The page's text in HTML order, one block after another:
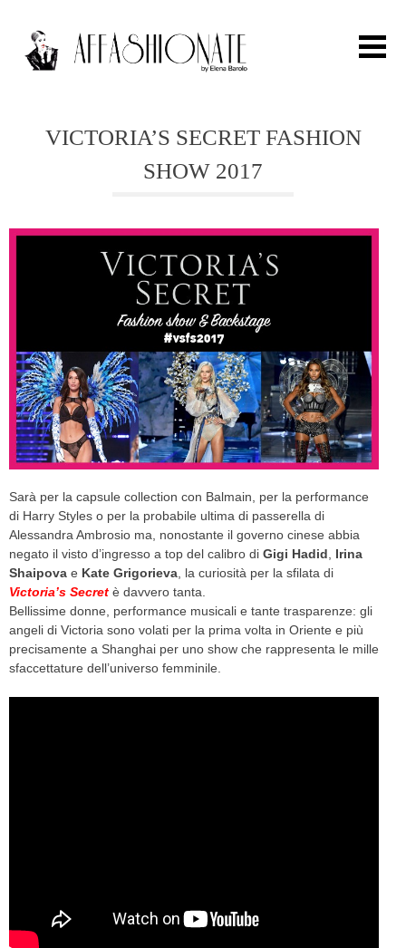
FASHION
OUTFIT
BEAUTY
TRAVEL
PARTIES
CELEB
PRESS
CONTACT
ABOUT
ARCHIVES
CONTACT
VICTORIA’S SECRET FASHION
SHOW 2017
Sarà per la capsule collection con Balmain, per la performance
di Harry Styles o per la probabile ultima di passerella di
Alessandra Ambrosio ma, nonostante il governo cinese abbia
negato il visto d’ingresso a top del calibro di Gigi Hadid, Irina
Shaipova e Kate Grigorieva, la curiosità per la sfilata di
Victoria’s Secret è davvero tanta.
Bellissime donne, performance musicali e tante trasparenze: gli
angeli di Victoria sono volati per la prima volta in Oriente e più
precisamente a Shanghai per uno show che rappresenta le mille
sfaccettature dell’universo femminile.